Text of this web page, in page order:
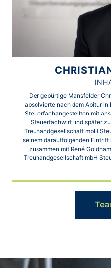
Der gebürtige Mansfelder
absolvierte nach dem Abitur in
Steuerfachangestellten mit
Steuerfachwirt und später
Treuhandgesellschaft mbH
seinem darauffolgenden
zusammen mit René
Treuhandgesellschaft mbH